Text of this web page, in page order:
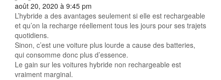
août 20, 2020 à 9:45 pm
L’hybride a des avantages seulement si elle est rechargeable
et qu’on la recharge réellement tous les jours pour ses trajets
quotidiens.
Sinon, c’est une voiture plus lourde a cause des batteries,
qui consomme donc plus d’essence.
Le gain sur les voitures hybride non rechargeable est
vraiment marginal.